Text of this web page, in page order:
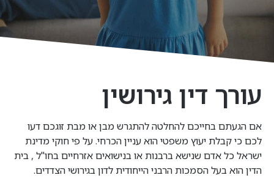
עורך דין גירושין
אם הגעתם בחייכם להחלטה להתגרש מבן או מבת זוגכם דעו
לכם כי קבלת יעוץ משפטי הוא עניין הכרחי. על פי חוקי מדינת
ישראל כל אדם שנישא ברבנות או בנישואים אזרחיים בחו"ל , בית
הדין הוא בעל הסמכות הרבני הייחודית לדון בגירושי הצדדים.